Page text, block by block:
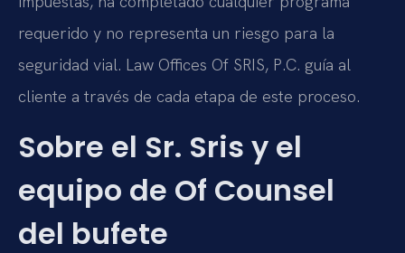
requerido y no representa un riesgo para la
seguridad vial. Law Offices Of SRIS, P.C. guía al
cliente a través de cada etapa de este proceso.
Sobre el Sr. Sris y el
equipo de Of Counsel
del bufete